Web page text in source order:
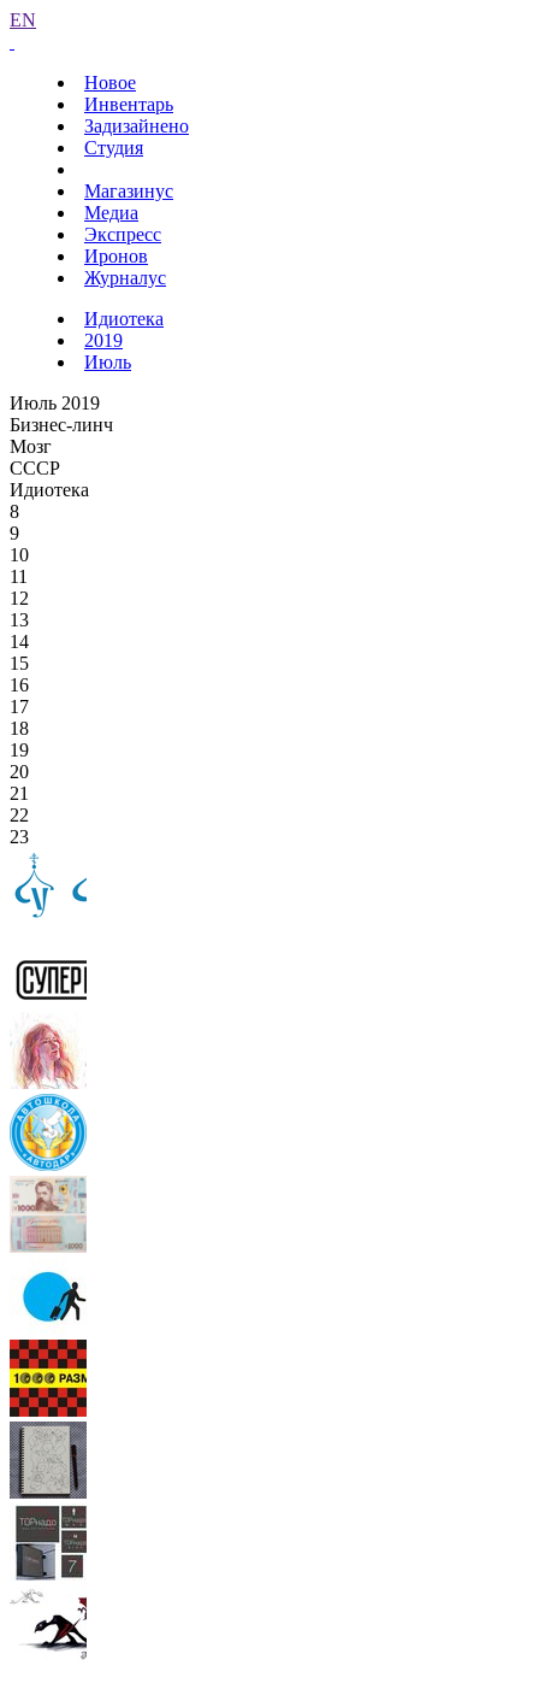
EN
Новое
Инвентарь
Задизайнено
Студия
Магазинус
Медиа
Экспресс
Иронов
Журналус
Идиотека
2019
Июль
Июль 2019
Бизнес-линч
Мозг
СССР
Идиотека
8
9
10
11
12
13
14
15
16
17
18
19
20
21
22
23